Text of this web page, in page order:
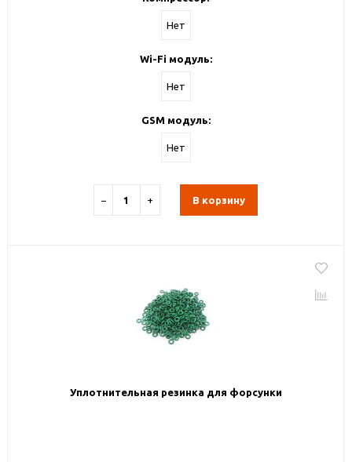
Нет
Wi-Fi модуль:
Нет
GSM модуль:
Нет
− + В корзину
Уплотнительная резинка для форсунки